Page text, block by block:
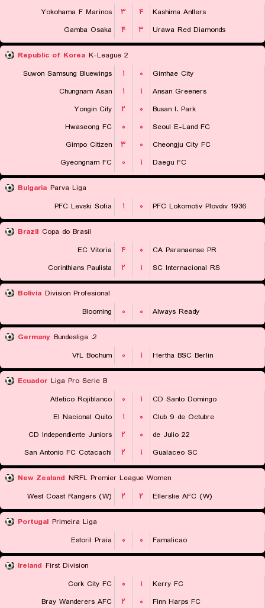
Yokohama F Marinos
۳ ۴
Kashima Antlers
Gamba Osaka
۴ ۳ Urawa Red Diamonds
Republic of Korea K-League 2
Suwon Samsung Bluewings
۱ ۰
Gimhae City
Chungnam Asan
۱ ۱
Ansan Greeners
Yongin City
۲ ۰
Busan I. Park
Hwaseong FC
۰ ۰
Seoul E-Land FC
Gimpo Citizen
۳ ۰
Cheongju City FC
Gyeongnam FC
۰ ۱ Daegu FC
Bulgaria Parva Liga
PFC Levski Sofia
۱ ۰ PFC Lokomotiv Plovdiv 1936
Brazil Copa do Brasil
EC Vitoria
۴ ۰
CA Paranaense PR
Corinthians Paulista
۲ ۱ SC Internacional RS
Bolivia Division Profesional
Blooming
۰ ۰ Always Ready
Germany
2. Bundesliga
VfL Bochum
۰ ۱ Hertha BSC Berlin
Ecuador Liga Pro Serie B
Atletico Rojiblanco
۰ ۱
CD Santo Domingo
El Nacional Quito
۱ ۰
Club 9 de Octubre
CD Independiente Juniors
۲ ۰
22 de Julio
San Antonio FC Cotacachi
۲ ۱ Gualaceo SC
New Zealand NRFL Premier League Women
West Coast Rangers (W)
۲ ۲ Ellerslie AFC (W)
Portugal Primeira Liga
Estoril Praia
۰ ۰ Famalicao
Ireland First Division
Cork City FC
۰ ۱
Kerry FC
Bray Wanderers AFC
۲ ۰
Finn Harps FC